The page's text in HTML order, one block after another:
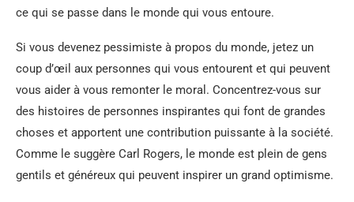
ce qui se passe dans le monde qui vous entoure.
Si vous devenez pessimiste à propos du monde, jetez un
coup d’œil aux personnes qui vous entourent et qui peuvent
vous aider à vous remonter le moral. Concentrez-vous sur
des histoires de personnes inspirantes qui font de grandes
choses et apportent une contribution puissante à la société.
Comme le suggère Carl Rogers, le monde est plein de gens
gentils et généreux qui peuvent inspirer un grand optimisme.